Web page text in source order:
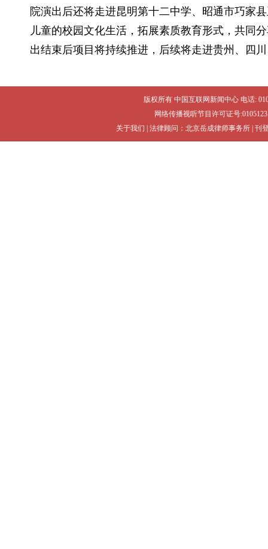
院演出后还将走进昆明第十二中学、昭通市巧家
儿童的校园文化生活，拓展素质教育形式，共同
出结束后项目将持续推进，后续将走进贵州、四